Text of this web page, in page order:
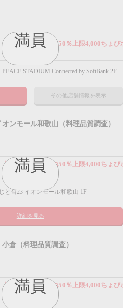
満員
謝礼： 飲食代金の50％上限4,000ちょび
STADIUM Connected by SoftBank 2F
その他店舗情報を表示
満員
ンモール和歌山（料理品質調査）
謝礼： 飲食代金の50％上限4,000ちょび
イント
と台23 イオンモール和歌山 1F
詳細を見る
満員
倉（料理品質調査）
謝礼： 飲食代金の50％上限4,000ちょび
イント